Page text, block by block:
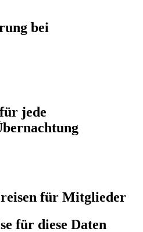
bei
jede
für Mitglieder
für diese Daten